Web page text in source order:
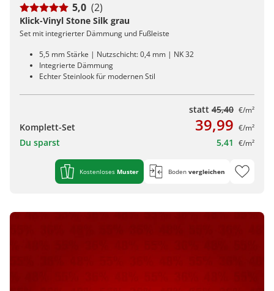
5,0 (2)
Klick-Vinyl Stone Silk grau
Set mit integrierter Dämmung und Fußleiste
5,5 mm Stärke | Nutzschicht: 0,4 mm | NK 32
Integrierte Dämmung
Echter Steinlook für modernen Stil
statt 45,40 €/m²
Komplett-Set 39,99 €/m²
Du sparst 5,41 €/m²
Kostenloses Muster Boden vergleichen